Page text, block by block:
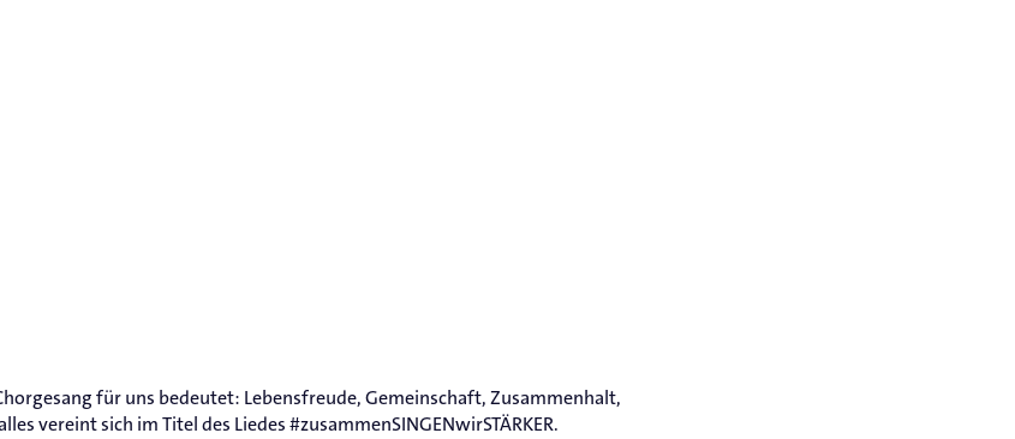
für uns bedeutet: Lebensfreude, Gemeinschaft, Zusammenhalt,
vereint sich im Titel des Liedes #zusammenSINGENwirSTÄRKER.